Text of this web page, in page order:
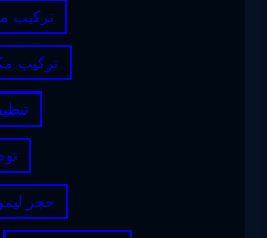
تركيب
تركيب
حجز